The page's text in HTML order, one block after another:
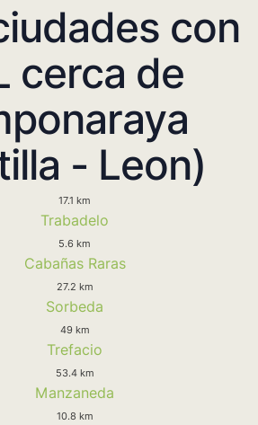
con
cerca de
- Leon)
17.1 km
Trabadelo
5.6 km
Cabañas Raras
27.2 km
Sorbeda
49 km
Trefacio
53.4 km
Manzaneda
10.8 km